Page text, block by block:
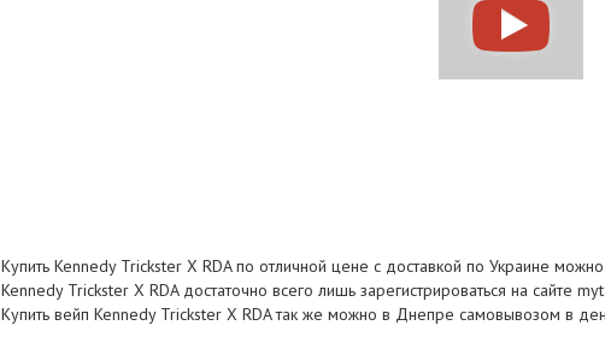
Купить Kennedy Trickster X RDA по отличной цене c доставкой по Украине
Kennedy Trickster X RDA достаточно всего лишь зарегистрироваться на сайте
Купить вейп Kennedy Trickster X RDA так же можно в Днепре самовывозом в